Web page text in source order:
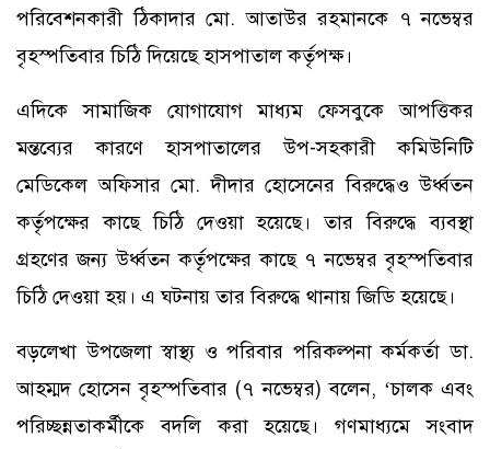
পরিবেশনকারী ঠিকাদার মো. আতাউর রহমানকে ৭ নভেম্বর
বৃহস্পতিবার চিঠি দিয়েছে হাসপাতাল কর্তৃপক্ষ।
এদিকে সামাজিক যোগাযোগ মাধ্যম ফেসবুকে আপত্তিকর
মন্তব্যের কারণে হাসপাতালের উপ-সহকারী কমিউনিটি
মেডিকেল অফিসার মো. দীদার হোসেনের বিরুদ্ধেও উর্ধ্বতন
কর্তৃপক্ষের কাছে চিঠি দেওয়া হয়েছে। তার বিরুদ্ধে ব্যবস্থা
গ্রহণের জন্য উর্ধ্বতন কর্তৃপক্ষের কাছে ৭ নভেম্বর বৃহস্পতিবার
চিঠি দেওয়া হয়। এ ঘটনায় তার বিরুদ্ধে থানায় জিডি হয়েছে।
বড়লেখা উপজেলা স্বাস্থ্য ও পরিবার পরিকল্পনা কর্মকর্তা ডা.
আহম্মদ হোসেন বৃহস্পতিবার (৭ নভেম্বর) বলেন, ‘চালক এবং
পরিচ্ছন্নতাকর্মীকে বদলি করা হয়েছে। গণমাধ্যমে সংবাদ